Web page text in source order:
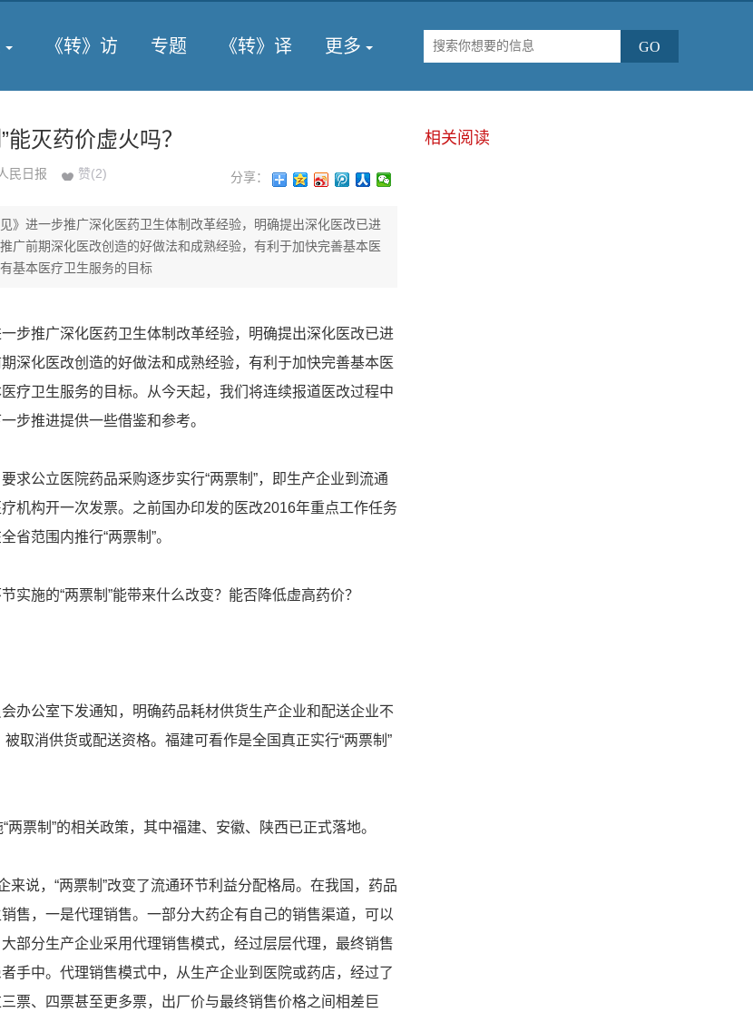
《转》访 专题 《转》译 更多
能灭药价虚火吗？
人民日报 赞(2) 分享：
》进一步推广深化医药卫生体制改革经验，明确提出深化医改已进
广前期深化医改创造的好做法和成熟经验，有利于加快完善基本医
基本医疗卫生服务的目标
步推广深化医药卫生体制改革经验，明确提出深化医改已进
深化医改创造的好做法和成熟经验，有利于加快完善基本医
疗卫生服务的目标。从今天起，我们将连续报道医改过程中
步推进提供一些借鉴和参考。
求公立医院药品采购逐步实行“两票制”，即生产企业到流通
机构开一次发票。之前国办印发的医改2016年重点工作任务
省范围内推行“两票制”。
实施的“两票制”能带来什么改变？能否降低虚高药价？
办公室下发通知，明确药品耗材供货生产企业和配送企业不
被取消供货或配送资格。福建可看作是全国真正实行“两票制”
票制”的相关政策，其中福建、安徽、陕西已正式落地。
来说，“两票制”改变了流通环节利益分配格局。在我国，药品
售，一是代理销售。一部分大药企有自己的销售渠道，可以
部分生产企业采用代理销售模式，经过层层代理，最终销售
手中。代理销售模式中，从生产企业到医院或药店，经过了
票、四票甚至更多票，出厂价与最终销售价格之间相差巨
相关阅读